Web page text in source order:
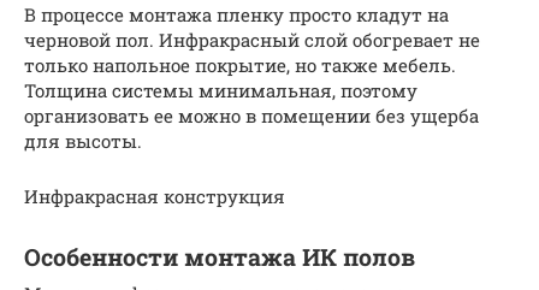
В процессе монтажа пленку просто кладут на
черновой пол. Инфракрасный слой обогревает не
только напольное покрытие, но также мебель.
Толщина системы минимальная, поэтому
организовать ее можно в помещении без ущерба
для высоты.
Инфракрасная конструкция
Особенности монтажа ИК полов